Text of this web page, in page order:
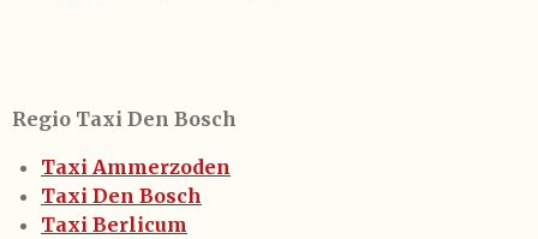
Regio Taxi Den Bosch
Taxi Ammerzoden
Taxi Den Bosch
Taxi Berlicum